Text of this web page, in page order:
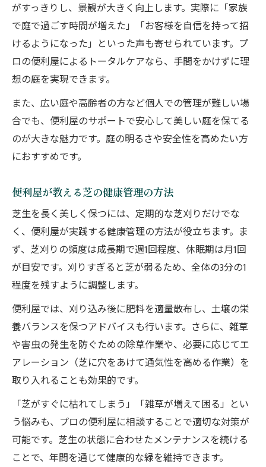
がすっきりし、景観が大きく向上します。実際に「家族
で庭で過ごす時間が増えた」「お客様を自信を持って招
けるようになった」といった声も寄せられています。プ
ロの便利屋によるトータルケアなら、手間をかけずに理
想の庭を実現できます。
また、広い庭や高齢者の方など個人での管理が難しい場
合でも、便利屋のサポートで安心して美しい庭を保てる
のが大きな魅力です。庭の明るさや安全性を高めたい方
におすすめです。
便利屋が教える芝の健康管理の方法
芝生を長く美しく保つには、定期的な芝刈りだけでな
く、便利屋が実践する健康管理の方法が役立ちます。ま
ず、芝刈りの頻度は成長期で週1回程度、休眠期は月1回
が目安です。刈りすぎると芝が弱るため、全体の3分の1
程度を残すように調整します。
便利屋では、刈り込み後に肥料を適量散布し、土壌の栄
養バランスを保つアドバイスも行います。さらに、雑草
や害虫の発生を防ぐための除草作業や、必要に応じてエ
アレーション（芝に穴をあけて通気性を高める作業）を
取り入れることも効果的です。
「芝がすぐに枯れてしまう」「雑草が増えて困る」とい
う悩みも、プロの便利屋に相談することで適切な対策が
可能です。芝生の状態に合わせたメンテナンスを続ける
ことで、年間を通じて健康的な緑を維持できます。